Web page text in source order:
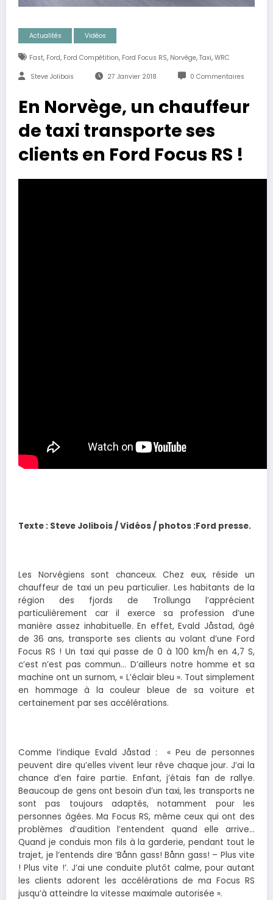
Actualités Vidéos
Fast, Ford, Ford Compétition, Ford Focus RS, Norvège, Taxi, WRC
Steve Jolibois 27 Janvier 2018 0 Commentaires
En Norvège, un chauffeur
de taxi transporte ses
clients en Ford Focus RS !
Texte : Steve Jolibois / Vidéos / photos :Ford presse.
Les Norvégiens sont chanceux. Chez eux, réside un
chauffeur de taxi un peu particulier. Les habitants de la
région des fjords de Trollunga l’apprécient
particulièrement car il exerce sa profession d’une
manière assez inhabituelle. En effet, Evald Jåstad, âgé
de 36 ans, transporte ses clients au volant d’une Ford
Focus RS ! Un taxi qui passe de 0 à 100 km/h en 4,7 S,
c’est n’est pas commun… D’ailleurs notre homme et sa
machine ont un surnom, « L’éclair bleu ». Tout simplement
en hommage à la couleur bleue de sa voiture et
certainement par ses accélérations.
Comme l’indique Evald Jåstad : « Peu de personnes
peuvent dire qu’elles vivent leur rêve chaque jour. J’ai la
chance d’en faire partie. Enfant, j’étais fan de rallye.
Beaucoup de gens ont besoin d’un taxi, les transports ne
sont pas toujours adaptés, notamment pour les
personnes âgées. Ma Focus RS, même ceux qui ont des
problèmes d’audition l’entendent quand elle arrive…
Quand je conduis mon fils à la garderie, pendant tout le
trajet, je l’entends dire ‘Bånn gass! Bånn gass! – Plus vite
! Plus vite !’. J’ai une conduite plutôt calme, pour autant
les clients adorent les accélérations de ma Focus RS
jusqu’à atteindre la vitesse maximale autorisée ».